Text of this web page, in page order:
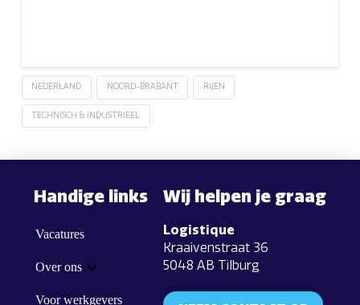
NEDERLAND NOORD-BRABANT RIJEN
TECHNISCH & INDUSTRIEEL
Handige links
Vacatures
Over ons
Voor werkgevers
Wij helpen je graag
Logistique
Kraaivenstraat 36
5048 AB Tilburg